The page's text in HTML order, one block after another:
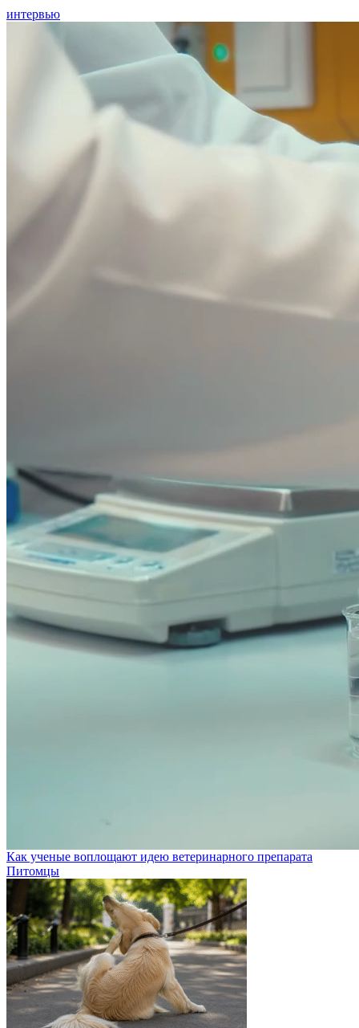
интервью
Как ученые воплощают идею ветеринарного препарата
Питомцы